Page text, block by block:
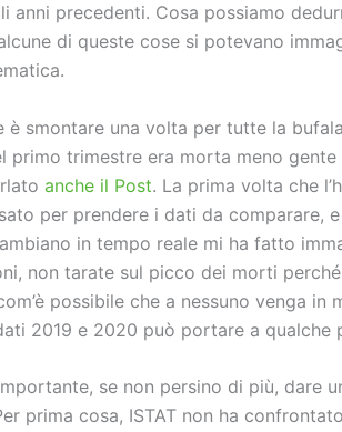
anni precedenti. Cosa possiamo
di queste cose si potevano
è smontare una volta per tutte la
primo trimestre era morta meno gente
anche il Post. La prima volta che
per prendere i dati da comparare,
in tempo reale mi ha fatto
non tarate sul picco dei morti
possibile che a nessuno venga in
2019 e 2020 può portare a qualche
se non persino di più, dare
prima cosa, ISTAT non ha